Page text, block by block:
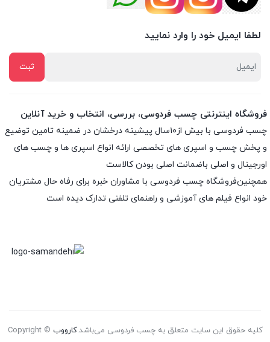
لطفا ایمیل خود را وارد نمایید
فروشگاه اینترنتی چسب فردوسی، بررسی، انتخاب و خرید آنلاین
چسب فردوسی با بیش از۱۰سال پیشینه درخشان در ضمینه تامین توضیع
و پخش چسب و اسپری های تخصصی ارائه انواع اسپری ها و چسب های
اورجینال و اصلی باضمانت اصلی بودن کالاست
همچنین‌فروشگاه چسب فردوسی با مشاوران خبره برای رفاه حال مشتریان
خود انواع فیلم های آموزشی و راهنمای تلفنی تدارک دیده است
کلیه حقوق این سایت متعلق به چسب فردوسی می‌باشد.کارووب Copyright ©